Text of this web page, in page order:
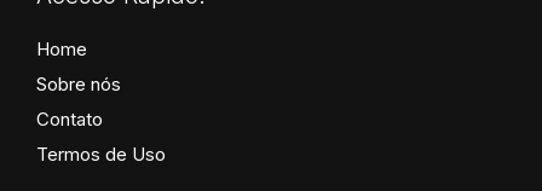
Home
Sobre nós
Contato
Termos de Uso